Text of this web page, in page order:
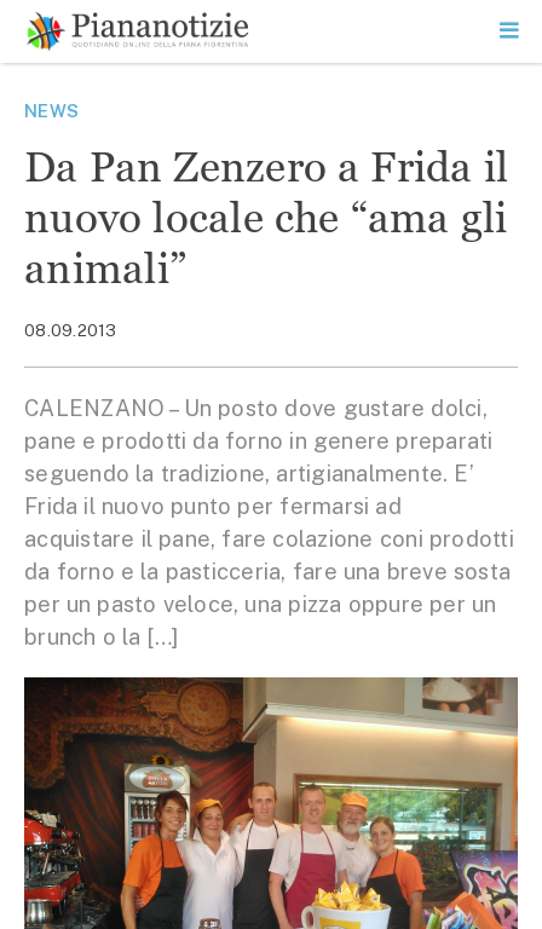
contenuto
SEARCH
NEWS
Da Pan Zenzero a Frida il
nuovo locale che “ama gli
animali”
08.09.2013
CALENZANO – Un posto dove gustare dolci,
pane e prodotti da forno in genere preparati
seguendo la tradizione, artigianalmente. E’
Frida il nuovo punto per fermarsi ad
acquistare il pane, fare colazione coni prodotti
da forno e la pasticceria, fare una breve sosta
per un pasto veloce, una pizza oppure per un
brunch o la […]